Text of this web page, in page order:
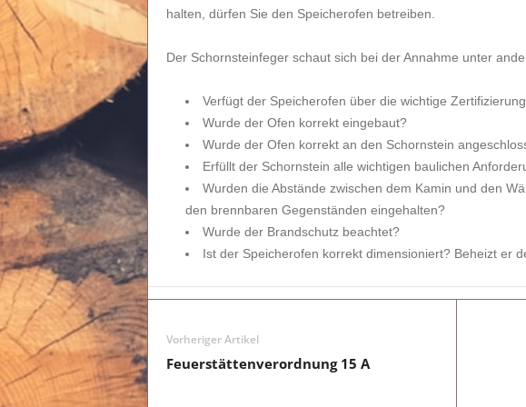
halten, dürfen Sie den Speicherofen betreiben.
Der Schornsteinfeger schaut sich bei der Annahme unter
Verfügt der Speicherofen über die wichtige
Wurde der Ofen korrekt eingebaut?
Wurde der Ofen korrekt an den Schornstein
Erfüllt der Schornstein alle wichtigen baulichen
Wurden die Abstände zwischen dem Kamin und den
den brennbaren Gegenständen eingehalten?
Wurde der Brandschutz beachtet?
Ist der Speicherofen korrekt dimensioniert? Beheizt er
Vorheriger Artikel
Feuerstättenverordnung 15 A